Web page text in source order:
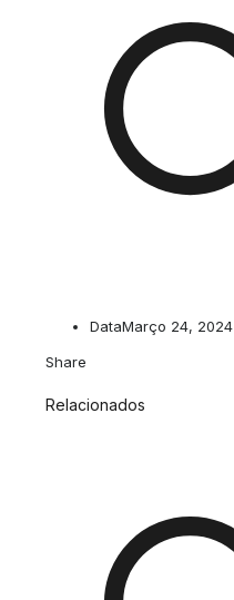
DataMarço 24, 2024
Share
Relacionados